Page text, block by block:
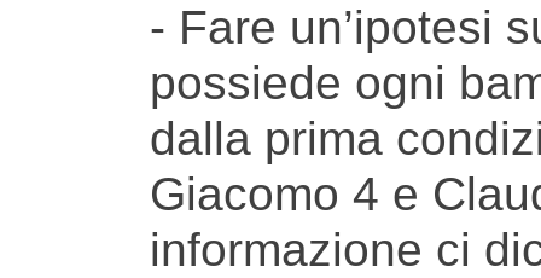
- Fare un’ipotesi
possiede ogni
dalla prima
Giacomo 4 e
informazione ci